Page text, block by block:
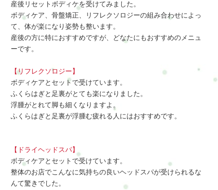
産後リセットボディケを受けてみました。
ボディケア、骨盤矯正、リフレクソロジーの組み合わせによっ
て、体が楽になり姿勢も整います。
産後の方に特におすすめですが、どなたにもおすすめのメニュ
ーです。
【リフレクソロジー】
ボディケアとセットで受けています。
ふくらはぎと足裏がとても楽になりました。
浮腫がとれて脚も細くなりますよ。
ふくらはぎと足裏が浮腫む疲れる人にはおすすめです。
【ドライヘッドスパ】
ボディケアとセットで受けています。
整体のお店でこんなに気持ちの良いヘッドスパが受けられるな
んて驚きでした。